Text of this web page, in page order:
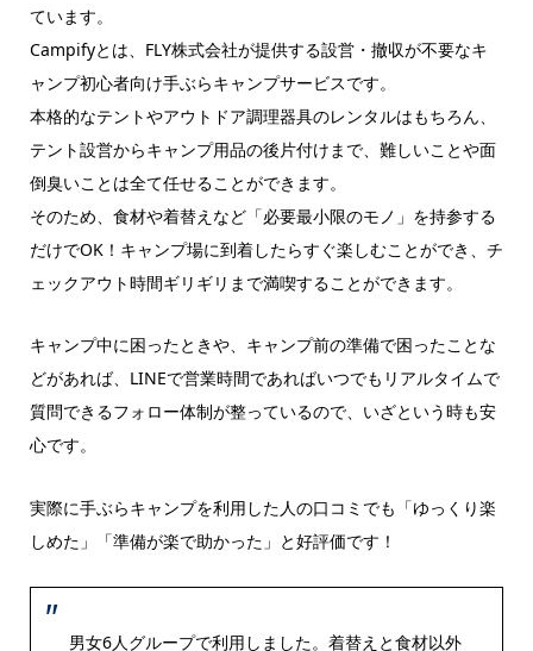
ています。
Campifyとは、FLY株式会社が提供する設営・撤収が不要なキ
ャンプ初心者向け手ぶらキャンプサービスです。
本格的なテントやアウトドア調理器具のレンタルはもちろん、
テント設営からキャンプ用品の後片付けまで、難しいことや面
倒臭いことは全て任せることができます。
そのため、食材や着替えなど「必要最小限のモノ」を持参する
だけでOK！キャンプ場に到着したらすぐ楽しむことができ、チ
ェックアウト時間ギリギリまで満喫することができます。
キャンプ中に困ったときや、キャンプ前の準備で困ったことな
どがあれば、LINEで営業時間であればいつでもリアルタイムで
質問できるフォロー体制が整っているので、いざという時も安
心です。
実際に手ぶらキャンプを利用した人の口コミでも「ゆっくり楽
しめた」「準備が楽で助かった」と好評価です！
男女6人グループで利用しました。着替えと食材以外